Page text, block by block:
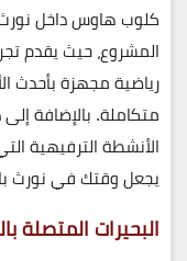
كلوب هاوس داخل
المشروع، حيث يقدم
رياضية مجهزة بأحدث
متكاملة. بالإضافة
الأنشطة الترفيهية
يجعل وقتك في نورث
البحيرات المتصلة